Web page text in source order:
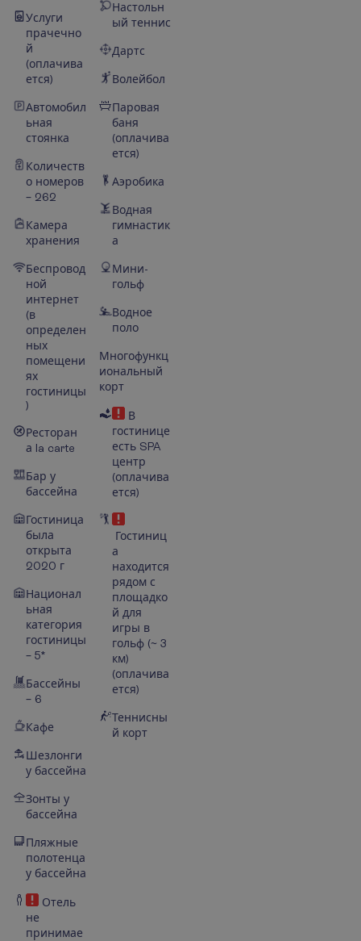
Услуги
прачечно
й
(оплачива
ется)
Автомобил
ьная
стоянка
Количеств
о номеров
– 262
Камера
хранения
Беспровод
ной
интернет
(в
определен
ных
помещени
ях
гостиницы
)
Ресторан
а la carte
Бар у
бассейна
Гостиница
была
открыта
2020 г
Национал
ьная
категория
гостиницы
– 5*
Бассейны
– 6
Кафе
Шезлонги
у бассейна
Зонты у
бассейна
Пляжные
полотенца
у бассейна
Отель
не
принимае
Настольн
ый теннис
Дартс
Волейбол
Паровая
баня
(оплачива
ется)
Аэробика
Водная
гимнастик
а
Мини-
гольф
Водное
поло
Многофункц
иональный
корт
В
гостинице
есть SPA
центр
(оплачива
ется)
Гостиниц
а
находится
рядом с
площадко
й для
игры в
гольф (~ 3
км)
(оплачива
ется)
Теннисны
й корт